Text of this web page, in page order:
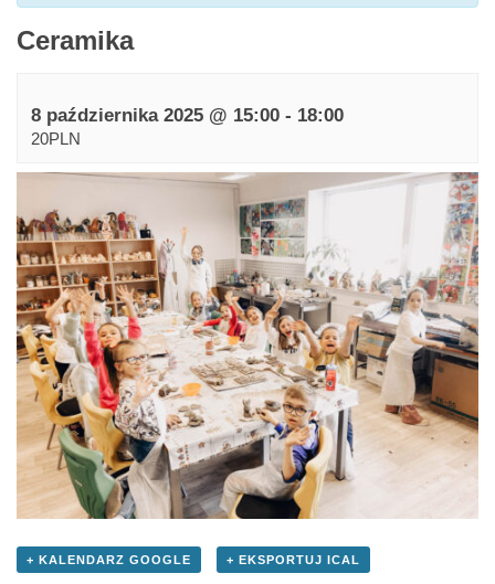
Ceramika
8 października 2025 @ 15:00 - 18:00
20PLN
+ KALENDARZ GOOGLE + EKSPORTUJ ICAL